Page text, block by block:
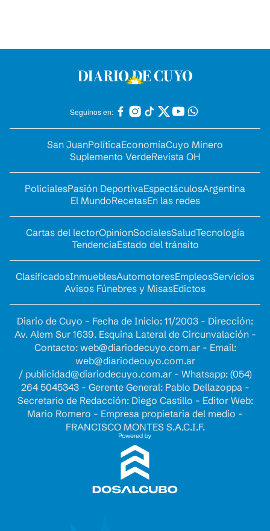
Seguinos en:
San JuanPolíticaEconomíaCuyo Minero
Suplemento VerdeRevista OH
PolicialesPasión DeportivaEspectáculosArgentina
El MundoRecetasEn las redes
Cartas del lectorOpinionSocialesSaludTecnología
TendenciaEstado del tránsito
ClasificadosInmueblesAutomotoresEmpleosServicios
Avisos Fúnebres y MisasEdictos
Diario de Cuyo - Fecha de Inicio: 11/2003 - Dirección:
Av. Alem Sur 1639. Esquina Lateral de Circunvalación -
Contacto: web@diariodecuyo.com.ar- Email:
web@diariodecuyo.com.ar
/ publicidad@diariodecuyo.com.ar- Whatsapp: (054)
264 5045343 - Gerente General: Pablo Dellazoppa -
Secretario de Redacción: Diego Castillo - Editor Web:
Mario Romero - Empresa propietaria del medio -
FRANCISCO MONTES S.A.C.I.F.